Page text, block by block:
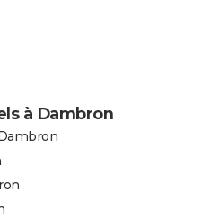
à Dambron